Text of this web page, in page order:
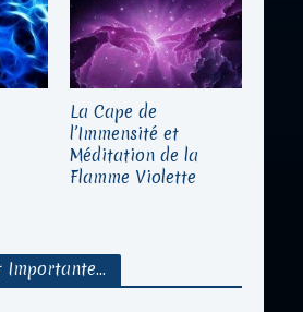
La Cape de
l’Immensité et
Méditation de la
Flamme Violette
Importante…